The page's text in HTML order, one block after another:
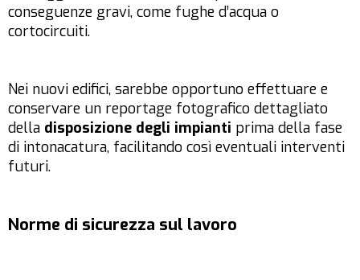
conseguenze gravi, come fughe d’acqua o
cortocircuiti.
Nei nuovi edifici, sarebbe opportuno effettuare e
conservare un reportage fotografico dettagliato
della disposizione degli impianti prima della fase
di intonacatura, facilitando così eventuali interventi
futuri.
Norme di sicurezza sul lavoro